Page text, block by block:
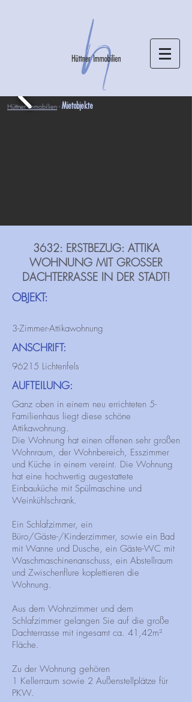
Hüttner Immobilien - Mietobjekte
3632: ERSTBEZUG: ATTIKA
WOHNUNG MIT GROSSER
DACHTERRASSE IN DER STADT!
OBJEKT:
3-Zimmer-Attikawohnung
ANSCHRIFT:
96215 Lichtenfels
AUFTEILUNG:
Ganz oben in einem neu errichteten 5-
Familienhaus liegt diese schöne
Attikawohnung.
Die Wohnung hat einen offenen sehr großen
Wohnraum, der Wohnbereich, Esszimmer
und Küche in einem vereint. Die Wohnung
hat eine hochwertig augestattete
Einbauküche mit Spülmaschine und
Weinkühlschrank.
Ein Schlafzimmer, ein
Büro/Gäste-/Kinderzimmer, sowie ein Bad
mit Wanne und Dusche, ein Gäste-WC mit
Waschmaschinenanschuss, ein Abstellraum
und Zwischenflure koplettieren die
Wohnung.
Aus dem Wohnzimmer und dem
Schlafzimmer gelangen Sie auf die große
Dachterrasse mit ingesamt ca. 41,42m²
Fläche.
Zu der Wohnung gehören
1 Kellerraum sowie 2 Außenstellplätze für
PKW.